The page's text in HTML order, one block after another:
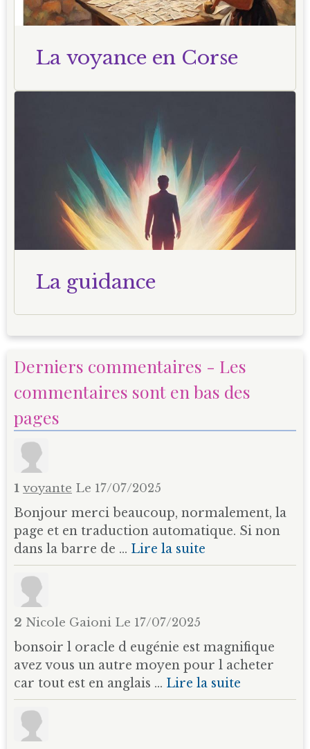
La voyance en Corse
La guidance
Derniers commentaires - Les
commentaires sont en bas des
pages
1 voyante Le 17/07/2025
Bonjour merci beaucoup, normalement, la
page et en traduction automatique. Si non
dans la barre de ... Lire la suite
2 Nicole Gaioni Le 17/07/2025
bonsoir l oracle d eugénie est magnifique
avez vous un autre moyen pour l acheter
car tout est en anglais ... Lire la suite